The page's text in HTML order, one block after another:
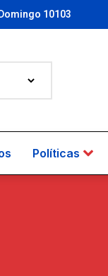
10103
Políticas